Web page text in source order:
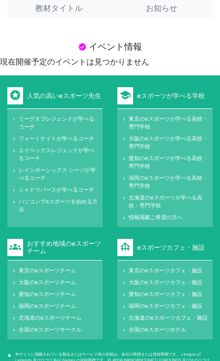
教材タイトル
お知らせ
verified イベント情報
現在開催予定のイベントは見つかりません
stars 人気の高いeスポーツ先生
keyboard_arrow_right
リーグオブレジェンドが学べる
コーチ
keyboard_arrow_right フォートナイトが学べるコーチ
keyboard_arrow_right
エイペックスレジェンドが学べ
るコーチ
keyboard_arrow_right
レインボーシックス シージが学
べるコーチ
keyboard_arrow_right シャドウバースが学べるコーチ
keyboard_arrow_right
パソコンでeスポーツを始める方
法
school eスポーツが学べる学校
keyboard_arrow_right
東京のeスポーツが学べる高校・
専門学校
keyboard_arrow_right
大阪のeスポーツが学べる高校・
専門学校
keyboard_arrow_right
愛知のeスポーツが学べる高校・
専門学校
keyboard_arrow_right
福岡のeスポーツが学べる高校・
専門学校
keyboard_arrow_right
北海道のeスポーツが学べる高
校・専門学校
keyboard_arrow_right 情報掲載ご希望の方へ
groups
おすすめ地域のeスポーツ
チーム
keyboard_arrow_right 東京のeスポーツチーム
keyboard_arrow_right 大阪のeスポーツチーム
keyboard_arrow_right 愛知のeスポーツチーム
keyboard_arrow_right 福岡のeスポーツチーム
keyboard_arrow_right 北海道のeスポーツチーム
keyboard_arrow_right 全国のeスポーツサークル
foundation eスポーツカフェ・施設
keyboard_arrow_right 東京のeスポーツカフェ・施設
keyboard_arrow_right 大阪のeスポーツカフェ・施設
keyboard_arrow_right 愛知のeスポーツカフェ・施設
keyboard_arrow_right 福岡のeスポーツカフェ・施設
keyboard_arrow_right 北海道のeスポーツカフェ・施設
keyboard_arrow_right 全国のeスポーツホテル
warning
本サイトに掲載されている製品またはサービス等の名称は、各社の商標または登録商標です。 League of
Legends 及びロゴは Riot Games の登録商標です。PLAYERUNKNOWN'S BATTLEGROUNDS 及びそのロゴは